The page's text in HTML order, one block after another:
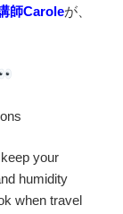
師Caroleが、
your
humidity
when travel